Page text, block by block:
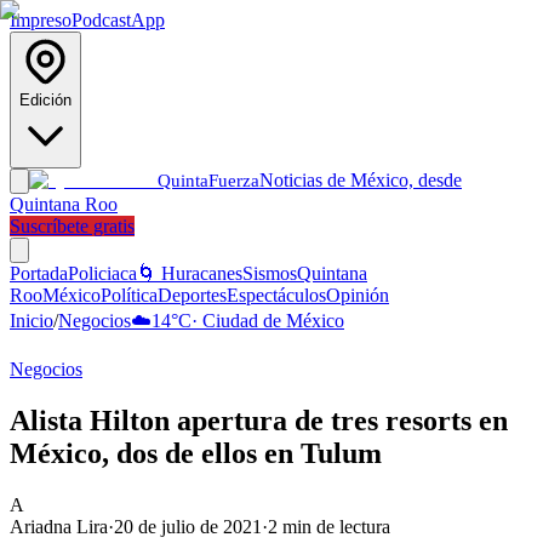
ImpresoPodcastApp
Edición
QuintaFuerzaNoticias de México, desde
Quintana Roo
Suscríbete gratis
PortadaPoliciaca 🌀 HuracanesSismosQuintana
RooMéxicoPolíticaDeportesEspectáculosOpinión
Inicio/Negocios☁️14°C· Ciudad de México
Negocios
Alista Hilton apertura de tres resorts en
México, dos de ellos en Tulum
A
Ariadna Lira·20 de julio de 2021 ·2 min de lectura